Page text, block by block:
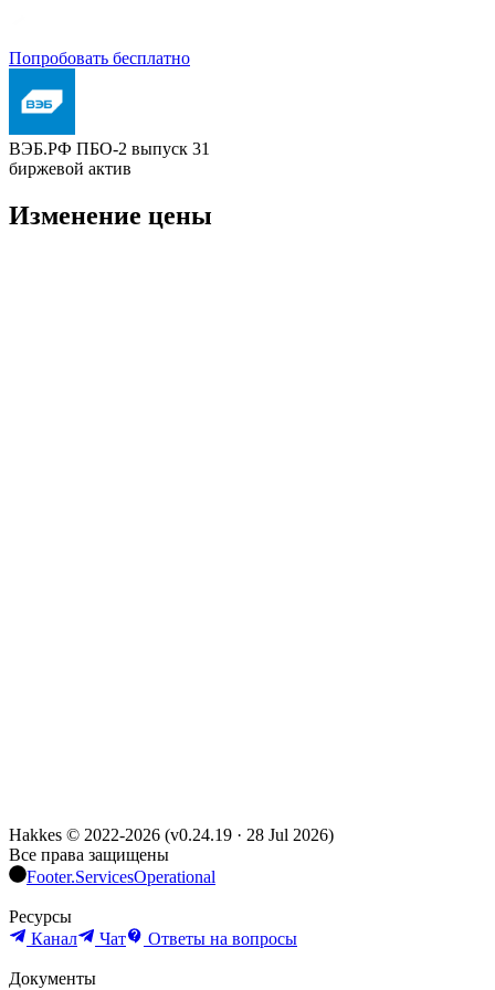
Попробовать бесплатно
ВЭБ.РФ ПБО-2 выпуск 31
биржевой актив
Изменение цены
Hakkes © 2022-2026 (v0.24.19 · 28 Jul 2026)
Все права защищены
Footer.ServicesOperational
Ресурсы
Канал
Чат Ответы на вопросы
Документы